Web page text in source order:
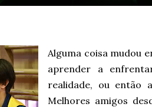
Alguma coisa mudou
aprender a
realidade, ou então
Melhores amigos